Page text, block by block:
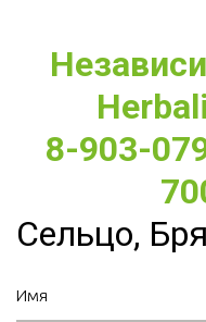
8-903-
Сельцо,
Имя